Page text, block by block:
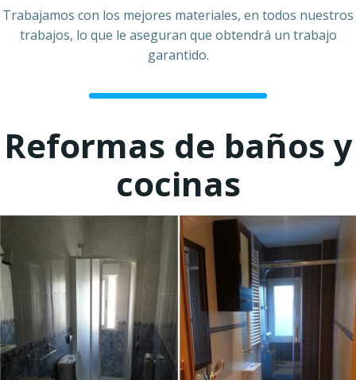
Trabajamos con los mejores materiales, en todos nuestros
trabajos, lo que le aseguran que obtendrá un trabajo
garantido.
Reformas de baños y
cocinas